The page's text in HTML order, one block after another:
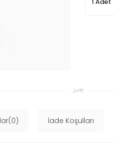
İade Koşulları